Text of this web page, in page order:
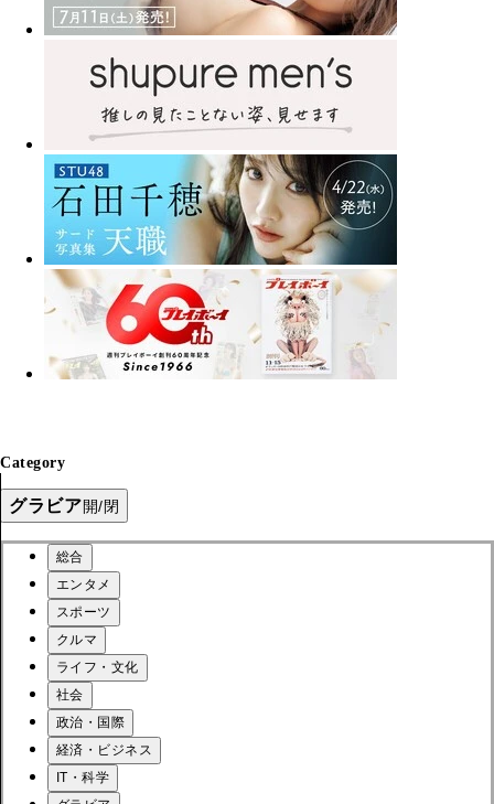
Category
グラビア開/閉
総合
エンタメ
スポーツ
クルマ
ライフ・文化
社会
政治・国際
経済・ビジネス
IT・科学